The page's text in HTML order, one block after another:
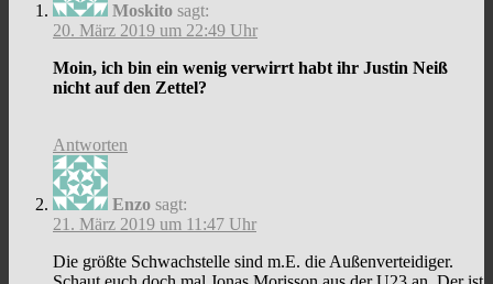
Moskito sagt:
20. März 2019 um 22:49 Uhr
Moin, ich bin ein wenig verwirrt habt ihr Justin Neiß
nicht auf den Zettel?
Antworten
Enzo sagt:
21. März 2019 um 11:47 Uhr
Die größte Schwachstelle sind m.E. die Außenverteidiger.